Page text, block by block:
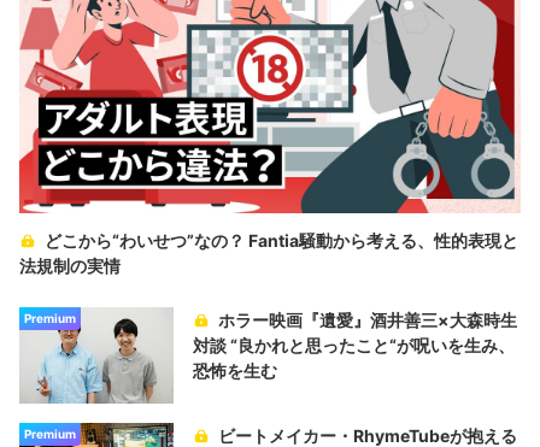
どこから“わいせつ”なの？ Fantia騒動から考える、性的表現と
法規制の実情
Premium
ホラー映画『遺愛』酒井善三×大森時生
対談 “良かれと思ったこと“が呪いを生み、
恐怖を生む
Premium ビートメイカー・RhymeTubeが抱える